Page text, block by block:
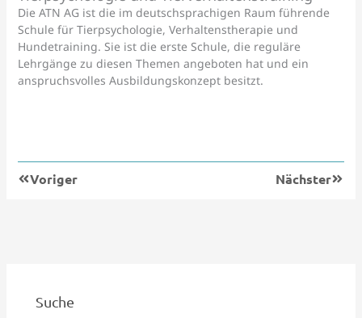
Die ATN AG ist die im deutschsprachigen Raum führende
Schule für Tierpsychologie, Verhaltenstherapie und
Hundetraining. Sie ist die erste Schule, die reguläre
Lehrgänge zu diesen Themen angeboten hat und ein
anspruchsvolles Ausbildungskonzept besitzt.
Voriger Nächster
Suche